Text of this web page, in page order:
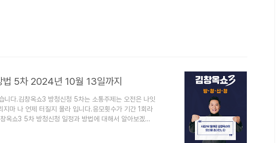
5차 2024년 10월 13일까지
니다.김창옥쇼3 방청신청 5차는 소통주제는 오전은 나잇
마 나 언제 터질지 몰라 입니다.응모횟수가 기간 1회라
옥쇼3 5차 방청신청 일정과 방법에 대해서 알아보겠습
26일 목요일~ 10월 13일 일요일- 김창옥쇼3 5차 당